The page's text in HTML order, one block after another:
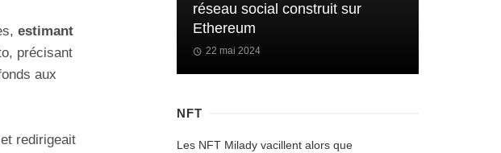
estimant
précisant
aux
et redirigeait
réseau social construit sur
Ethereum
22 mai 2024
NFT
Les NFT Milady vacillent alors que